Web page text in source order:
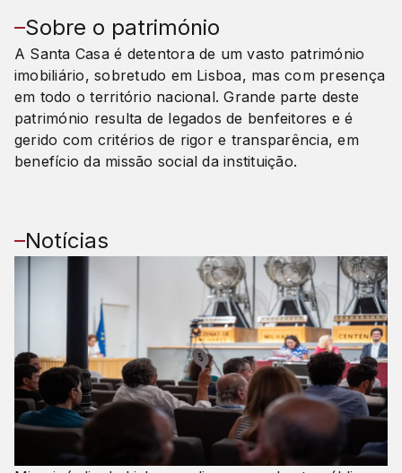
Sobre o património
A Santa Casa é detentora de um vasto património
imobiliário, sobretudo em Lisboa, mas com presença
em todo o território nacional. Grande parte deste
património resulta de legados de benfeitores e é
gerido com critérios de rigor e transparência, em
benefício da missão social da instituição.
Notícias